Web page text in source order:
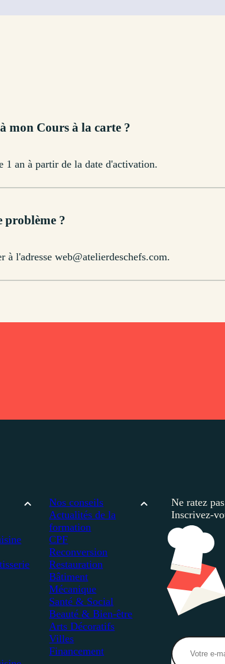
mon Cours à la carte ?
1 an à partir de la date d'activation.
problème ?
à l'adresse web@atelierdeschefs.com.
Nos conseils
Actualités de la
formation
CPF
Reconversion
Restauration
Bâtiment
Mécanique
Santé & Social
Beauté & Bien-être
Arts Décoratifs
Villes
Financement
Ne ratez
Inscrivez-